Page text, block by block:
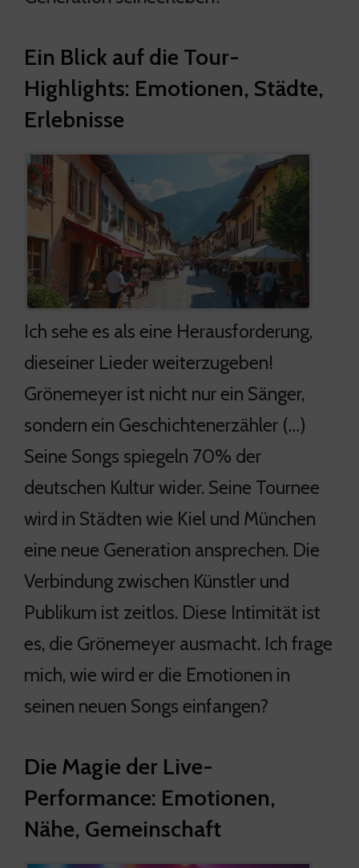
Ein Blick auf die Tour-
Highlights: Emotionen, Städte,
Erlebnisse
Ich sehe es als eine Herausforderung,
dieseiner Lieder weiterzugeben!
Grönemeyer ist nicht nur ein Sänger,
sondern ein Geschichtenerzähler (…)
Seine Songs spiegeln 70% der
deutschen Kultur wider. Seine Tournee
wird in Städten wie Kiel und München
eine neue Generation ansprechen. Die
Verbindung zwischen Künstler und
Publikum ist zeitlos. Diese Intimität ist
es, die Grönemeyer ausmacht. Ich frage
mich, wie wird er die Emotionen in
seinen neuen Songs einfangen?
Die Magie der Live-
Performance: Emotionen,
Nähe, Gemeinschaft